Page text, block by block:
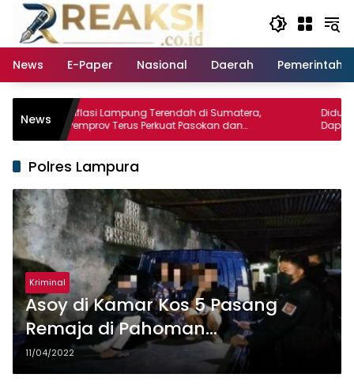
Langsung
konten
News
E-Paper Nasional Daerah
News
Inflasi Lampung Terendah di Sumatera,
Pemprov Terus Perkuat Pasokan dan
Distribusi Pangan
Diduga Ada
Dapur SPPG
Minta
Polres Lampura
Kriminal
Asoy di Kamar Kos 5 Pasang
Remaja di Pahoman
Bandarlampung Diamankan
Polisi
11/04/2022